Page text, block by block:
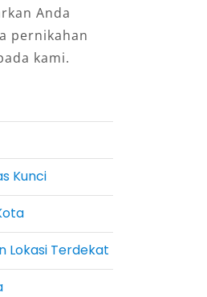
Anda
pernikahan
kami.
Kunci
Lokasi Terdekat